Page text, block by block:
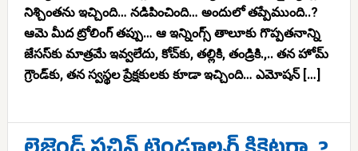
నిశ్చింతను ఇచ్చింది… నడిపించింది… అందులో తప్పేముంది..?
ఆమె మీద ట్రోలింగ్ తప్పు… ఆ ఇన్నింగ్స్ తాలూకు గొప్పతనాన్ని
జేసస్‌కు మాత్రమే ఇవ్వలేదు, కోచ్‌కు, తల్లికి, తండ్రికి.,.. తన హోమ్
గ్రౌండ్‌కు, తన స్వస్థల ప్రేక్షకులకు కూడా ఇచ్చింది… ఎమోషన్ […]